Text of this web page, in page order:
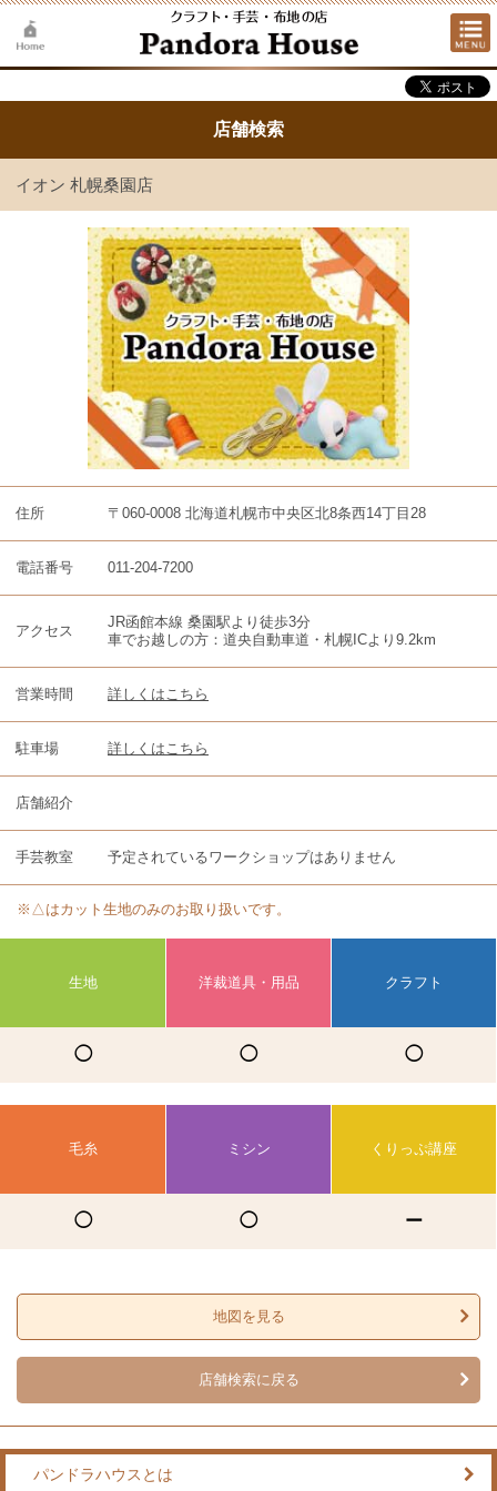
店舗検索
イオン 札幌桑園店
住所 〒060-0008 北海道札幌市中央区北8条西14丁目28
電話番号 011-204-7200
アクセス
JR函館本線 桑園駅より徒歩3分
車でお越しの方：道央自動車道・札幌ICより9.2km
営業時間 詳しくはこちら
駐車場 詳しくはこちら
店舗紹介
手芸教室 予定されているワークショップはありません
※△はカット生地のみのお取り扱いです。
生地 洋裁道具・用品 クラフト
◯ ◯ ◯
毛糸 ミシン くりっぷ講座
◯ ◯ ー
地図を見る
店舗検索に戻る
パンドラハウスとは